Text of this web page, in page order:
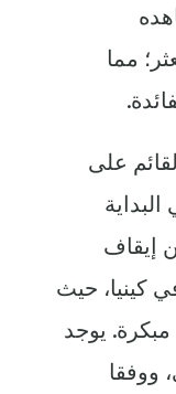
مما
على
إيقاف
حيث
يوجد